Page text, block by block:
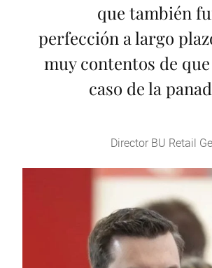
que también
perfección a largo
muy contentos de que
caso de la
Director BU Retail